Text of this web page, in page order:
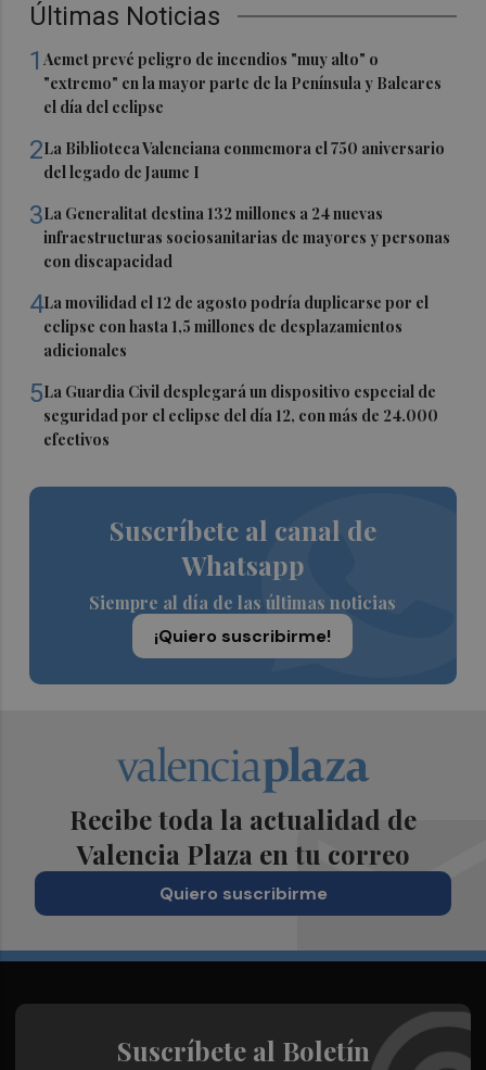
Últimas Noticias
1Aemet prevé peligro de incendios "muy alto" o
"extremo" en la mayor parte de la Península y Baleares
el día del eclipse
2La Biblioteca Valenciana conmemora el 750 aniversario
del legado de Jaume I
3La Generalitat destina 132 millones a 24 nuevas
infraestructuras sociosanitarias de mayores y personas
con discapacidad
4La movilidad el 12 de agosto podría duplicarse por el
eclipse con hasta 1,5 millones de desplazamientos
adicionales
5La Guardia Civil desplegará un dispositivo especial de
seguridad por el eclipse del día 12, con más de 24.000
efectivos
Suscríbete al canal de
Whatsapp
Siempre al día de las últimas noticias
¡Quiero suscribirme!
Recibe toda la actualidad de
Valencia Plaza en tu correo
Quiero suscribirme
Suscríbete al Boletín